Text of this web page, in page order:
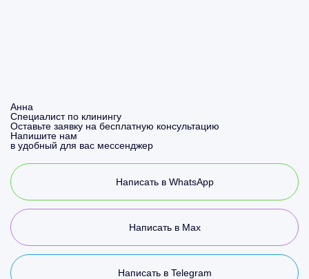
Анна
Специалист по клинингу
Оставьте заявку на бесплатную консультацию
Напишите нам
в удобный для вас мессенджер
Написать в WhatsApp
Написать в Max
Написать в Telegram